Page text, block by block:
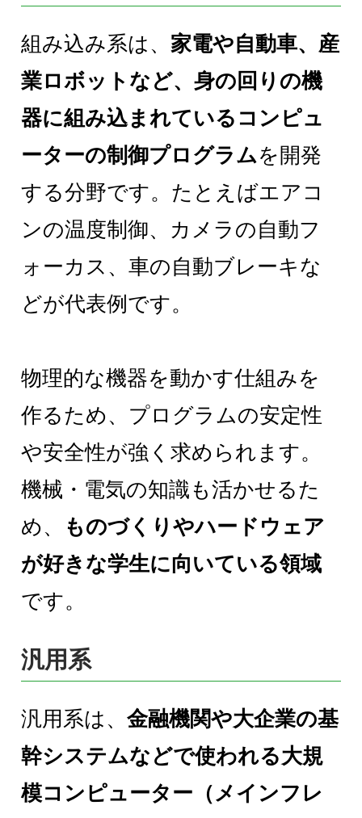
組み込み系は、家電や自動車、産
業ロボットなど、身の回りの機
器に組み込まれているコンピュ
ーターの制御プログラムを開発
する分野です。たとえばエアコ
ンの温度制御、カメラの自動フ
ォーカス、車の自動ブレーキな
どが代表例です。
物理的な機器を動かす仕組みを
作るため、プログラムの安定性
や安全性が強く求められます。
機械・電気の知識も活かせるた
め、
ものづくりやハードウェア
が好きな学生に向いている領域
です。
汎用系
汎用系は、金融機関や大企業の基
幹システムなどで使われる大規
模コンピューター（メインフレ